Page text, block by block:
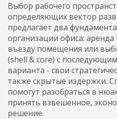
Выбор рабочего
определяющих вектор
предлагает два
организации офиса:
въезду помещения или
(shell & core) с
варианта - свои
также скрытые издержки.
помогут разобраться в
принять взвешенное,
решение.